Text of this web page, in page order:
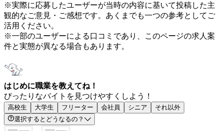
※実際に応募したユーザーが当時の内容に基いて投稿した主
観的なご意見・ご感想です。あくまでも一つの参考としてご
活用ください。
※一部のユーザーによる口コミであり、このページの求人案
件と実態が異なる場合もあります。
はじめに職業を教えてね！
ぴったりなバイトを見つけやすくしよう！
高校生 大学生 フリーター 会社員 シニア
それ以外
選択するとどうなるの？